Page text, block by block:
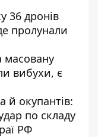
36 дронів
пролунали
масовану
вибухи, є
окупантів:
по складу
РФ